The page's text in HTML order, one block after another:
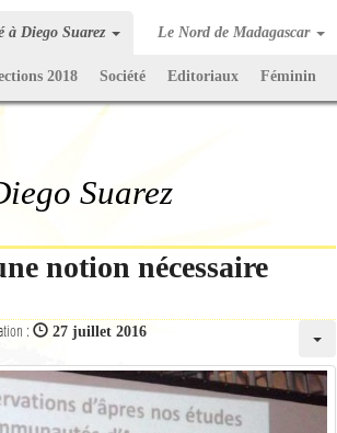
à Diego Suarez Le Nord de Madagascar
2018 Société Editoriaux Féminin
Suarez
notion nécessaire
: 27 juillet 2016